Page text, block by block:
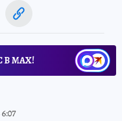
В МАХ!